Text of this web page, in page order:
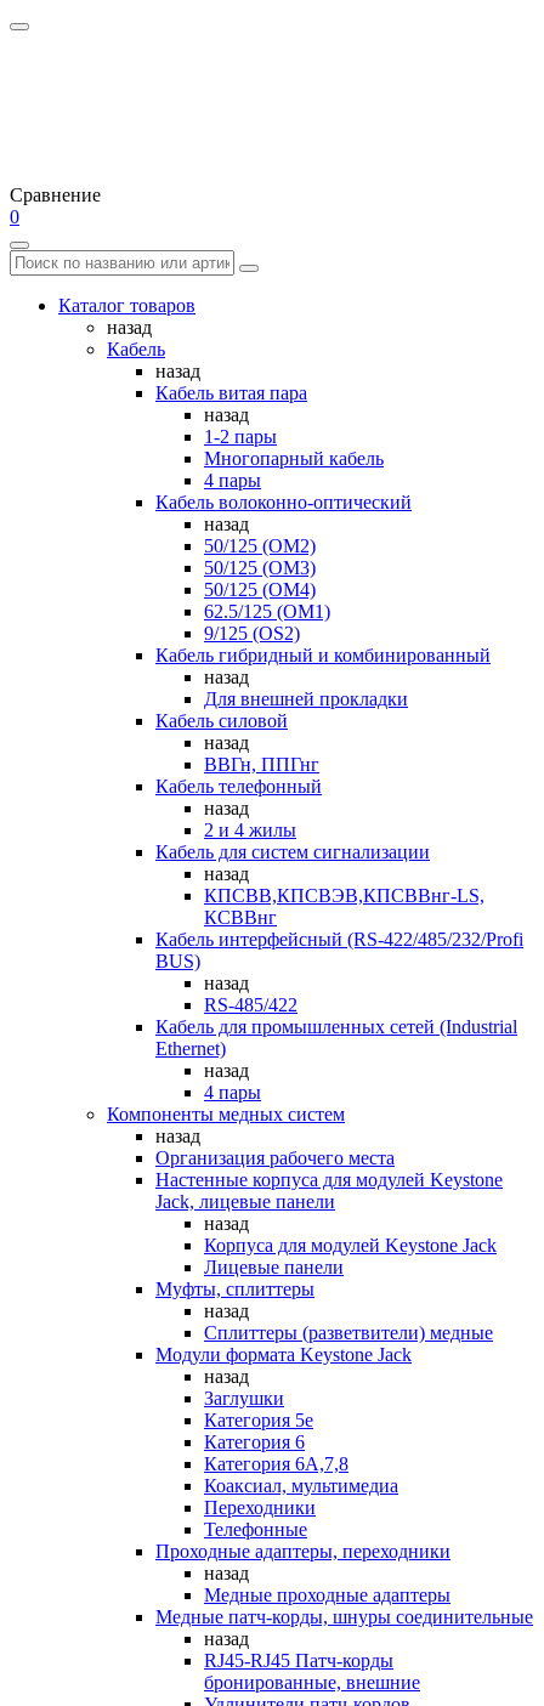
Сравнение
0
Каталог товаров
назад
Кабель
назад
Кабель витая пара
назад
1-2 пары
Многопарный кабель
4 пары
Кабель волоконно-оптический
назад
50/125 (OM2)
50/125 (OM3)
50/125 (OM4)
62.5/125 (OM1)
9/125 (OS2)
Кабель гибридный и комбинированный
назад
Для внешней прокладки
Кабель силовой
назад
ВВГн, ППГнг
Кабель телефонный
назад
2 и 4 жилы
Кабель для систем сигнализации
назад
КПСВВ,КПСВЭВ,КПСВВнг-LS,
КСВВнг
Кабель интерфейсный (RS-422/485/232/Profi
BUS)
назад
RS-485/422
Кабель для промышленных сетей (Industrial
Ethernet)
назад
4 пары
Компоненты медных систем
назад
Организация рабочего места
Настенные корпуса для модулей Keystone
Jack, лицевые панели
назад
Корпуса для модулей Keystone Jack
Лицевые панели
Муфты, сплиттеры
назад
Сплиттеры (разветвители) медные
Модули формата Keystone Jack
назад
Заглушки
Категория 5е
Категория 6
Категория 6А,7,8
Коаксиал, мультимедиа
Переходники
Телефонные
Проходные адаптеры, переходники
назад
Медные проходные адаптеры
Медные патч-корды, шнуры соединительные
назад
RJ45-RJ45 Патч-корды
бронированные, внешние